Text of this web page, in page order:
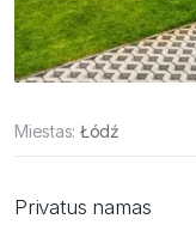
Miestas: Łódź
Privatus namas